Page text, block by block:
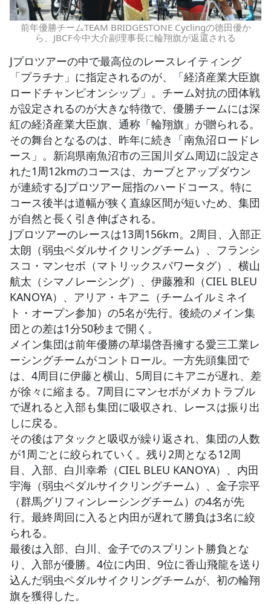
前年優勝チームTEAM BRIDGESTONE Cyclingの徳田優か
ら、JBCF今中大介副理事長に輪翔旗が返還される
Jプロツアーの中で最高位のレースレイティング
「プラチナ」に指定されるのが、「経済産業大臣旗
ロードチャンピオンシップ」。チーム対抗の団体戦
が設定されるのが大きな特徴で、優勝チームには深
紅の経済産業大臣旗、通称「輪翔旗」が贈られる。
その舞台となるのは、昨年に続き「南魚沼ロードレ
ース」。新潟県南魚沼市の三国川ダム周辺に設定さ
れた1周12kmのコースは、カーブとアップダウン
が連続するJプロツアー屈指のハードコース。特に
コース後半は道幅が狭く直線区間が短いため、集団
が自然と長く引き伸ばされる。
Jプロツアーのレースは13周156km。2周目、入部正
太朗（弱虫ペダルサイクリングチーム）、フランシ
スコ・マンセボ（マトリックスパワータグ）、横山
航太（シマノレーシング）、伊藤雅和（CIEL BLEU
KANOYA）、アリア・キアニ（チームイルミネイ
ト・オープン参加）の5名が先行。後続のメイン集
団との差は1分50秒まで開く。
メイン集団は前年優勝の草場啓吾擁する愛三工業レ
ーシングチームがコントロール。一方先頭集団で
は、4周目に伊藤と横山、5周目にキアニが遅れ、差
が徐々に縮まる。7周目にマンセボがメカトラブル
で遅れると入部も集団に吸収され、レースは振り出
しに戻る。
その後はアタックと吸収が繰り返され、集団の人数
が1周ごとに絞られていく。残り2周となる12周
目、入部、白川幸希（CIEL BLEU KANOYA）、内田
宇海（弱虫ペダルサイクリングチーム）、金子宗平
（群馬グリフィンレーシングチーム）の4名が先
行。最終周回に入ると内田が遅れて勝負は3名に絞
られる。
最後は入部、白川、金子でのスプリント勝負とな
り、入部が優勝。4位に内田、9位に香山飛龍を送り
込んだ弱虫ペダルサイクリングチームが、初の輪翔
旗を獲得した。